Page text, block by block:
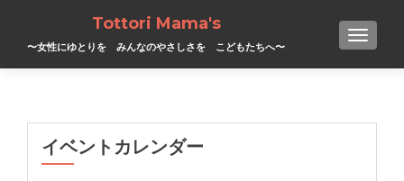
Tottori Mama's
〜女性にゆとりを みんなのやさしさを こどもたちへ〜
イベントカレンダー